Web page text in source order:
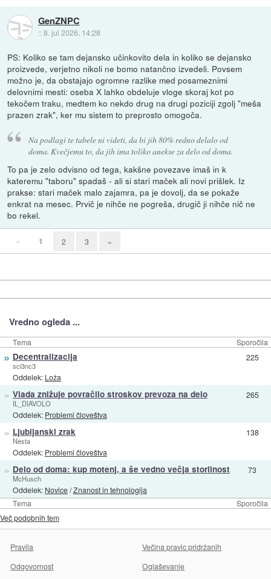
GenZNPC
::8. jul 2026, 14:28
PS: Koliko se tam dejansko učinkovito dela in koliko se dejansko
proizvede, verjetno nikoli ne bomo natančno izvedeli. Povsem
možno je, da obstajajo ogromne razlike med posameznimi
delovnimi mesti: oseba X lahko obdeluje vloge skoraj kot po
tekočem traku, medtem ko nekdo drug na drugi poziciji zgolj "meša
prazen zrak", ker mu sistem to preprosto omogoča.
Na podlagi te tabele ni videti, da bi jih 80% redno delalo od
doma. Kvečjemu to, da jih ima toliko anekse za delo od doma.
To pa je zelo odvisno od tega, kakšne povezave imaš in k
kateremu "taboru" spadaš - ali si stari maček ali novi prišlek. Iz
prakse: stari maček malo zajamra, pa je dovolj, da se pokaže
enkrat na mesec. Prvič je nihče ne pogreša, drugič ji nihče nič ne
bo rekel.
« 1 2 3 »
Vredno ogleda ...
Tema Sporočila
Tema Sporočila
» Decentralizacija
sci3nc3
Oddelek: Loža
225
» Vlada znižuje povračilo stroskov prevoza na delo
IL_DIAVOLO
Oddelek: Problemi človeštva
265
» Ljubljanski zrak
Nesta
Oddelek: Problemi človeštva
138
» Delo od doma: kup motenj, a še vedno večja storilnost
McHusch
Oddelek: Novice/Znanost in tehnologija
73
Več podobnih tem
Pravila
Večina pravic pridržanih
Odgovornost
Oglaševanje